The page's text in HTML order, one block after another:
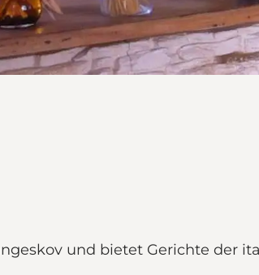
und bietet Gerichte der